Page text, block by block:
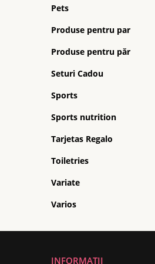
Pets
Produse pentru par
Produse pentru păr
Seturi Cadou
Sports
Sports nutrition
Tarjetas Regalo
Toiletries
Variate
Varios
INFORMATII